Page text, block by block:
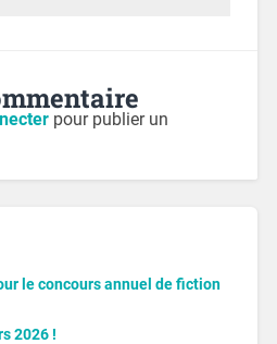
pour publier un
le concours annuel de fiction
2026 !